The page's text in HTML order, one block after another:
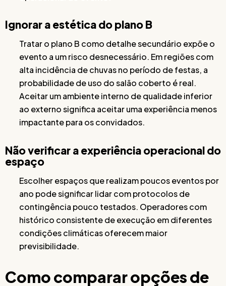
Ignorar a estética do plano B
Tratar o plano B como detalhe secundário expõe o
evento a um risco desnecessário. Em regiões com
alta incidência de chuvas no período de festas, a
probabilidade de uso do salão coberto é real.
Aceitar um ambiente interno de qualidade inferior
ao externo significa aceitar uma experiência menos
impactante para os convidados.
Não verificar a experiência operacional do
espaço
Escolher espaços que realizam poucos eventos por
ano pode significar lidar com protocolos de
contingência pouco testados. Operadores com
histórico consistente de execução em diferentes
condições climáticas oferecem maior
previsibilidade.
Como comparar opções de